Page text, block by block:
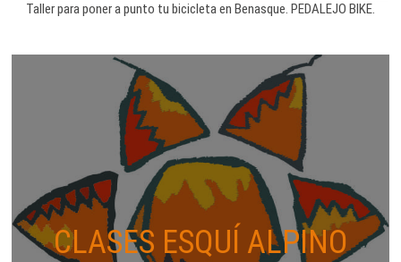
Taller para poner a punto tu bicicleta en Benasque. PEDALEJO BIKE.
CLASES ESQUÍ ALPINO